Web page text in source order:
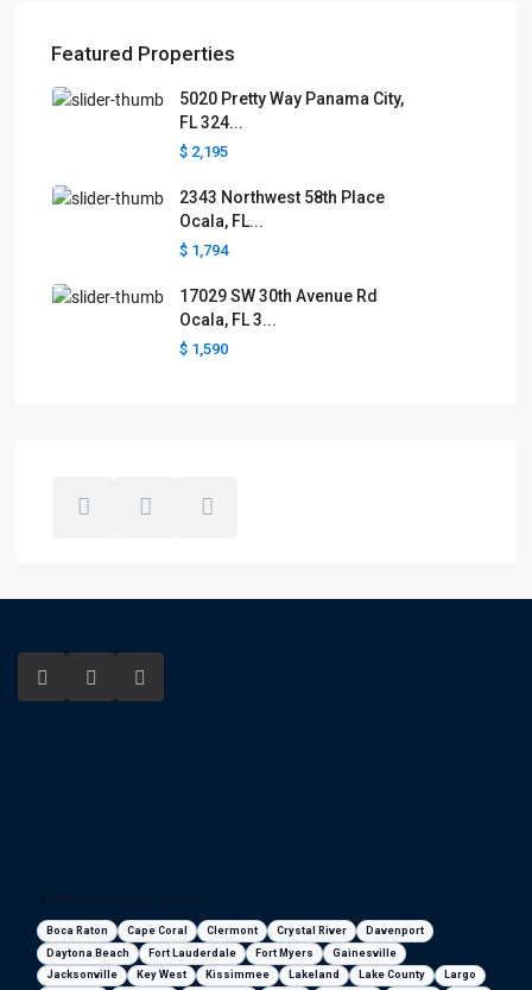
Featured Properties
5020 Pretty Way Panama City,
FL 324...
$ 2,195
2343 Northwest 58th Place
Ocala, FL...
$ 1,794
17029 SW 30th Avenue Rd
Ocala, FL 3...
$ 1,590
Boca Raton Cape Coral Clermont Crystal River
Davenport
Daytona Beach
Fort Lauderdale Fort Myers
Gainesville
Jacksonville
Key West Kissimmee Lakeland Lake County Largo